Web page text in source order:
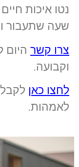
נטו איכות
שעה שתעבור
צרו קשר
וקבועה.
לחצו כאן
לאמהות.